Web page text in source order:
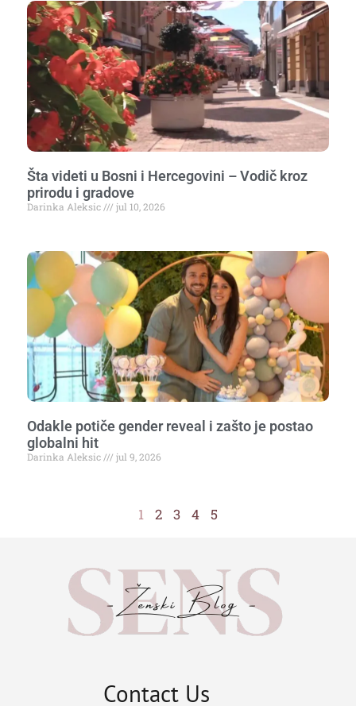
Šta videti u Bosni i Hercegovini – Vodič kroz
prirodu i gradove
Darinka Aleksic jul 10, 2026
Odakle potiče gender reveal i zašto je postao
globalni hit
Darinka Aleksic jul 9, 2026
1 2 3 4 5
Contact Us